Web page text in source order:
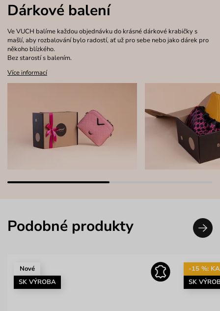
Dárkové balení
Ve VUCH balíme každou objednávku do krásné dárkové krabičky s
mašlí, aby rozbalování bylo radostí, ať už pro sebe nebo jako dárek pro
někoho blízkého.
Bez starostí s balením.
Více informací
Podobné produkty
Nové
SK VÝROBA
-15 %:
SK